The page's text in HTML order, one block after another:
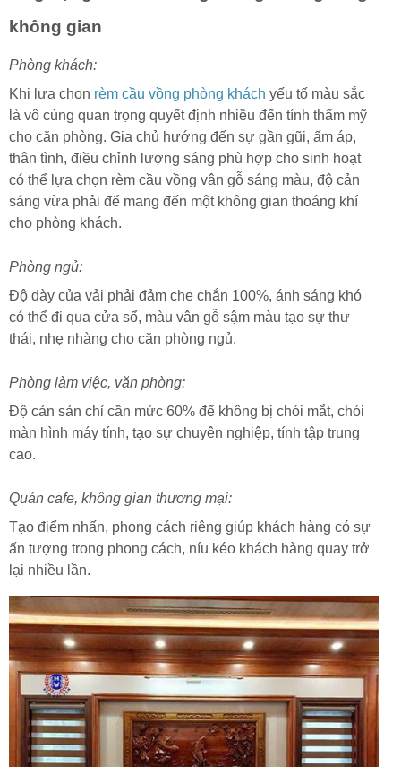
không gian
Phòng khách:
Khi lựa chọn rèm cầu vồng phòng khách yếu tố màu sắc
là vô cùng quan trọng quyết định nhiều đến tính thẩm mỹ
cho căn phòng. Gia chủ hướng đến sự gần gũi, ấm áp,
thân tình, điều chỉnh lượng sáng phù hợp cho sinh hoạt
có thể lựa chọn rèm cầu vồng vân gỗ sáng màu, độ cản
sáng vừa phải để mang đến một không gian thoáng khí
cho phòng khách.
Phòng ngủ:
Độ dày của vải phải đảm che chắn 100%, ánh sáng khó
có thể đi qua cửa sổ, màu vân gỗ sậm màu tạo sự thư
thái, nhẹ nhàng cho căn phòng ngủ.
Phòng làm việc, văn phòng:
Độ cản sản chỉ cần mức 60% để không bị chói mắt, chói
màn hình máy tính, tạo sự chuyên nghiệp, tính tập trung
cao.
Quán cafe, không gian thương mại:
Tạo điểm nhấn, phong cách riêng giúp khách hàng có sự
ấn tượng trong phong cách, níu kéo khách hàng quay trở
lại nhiều lần.